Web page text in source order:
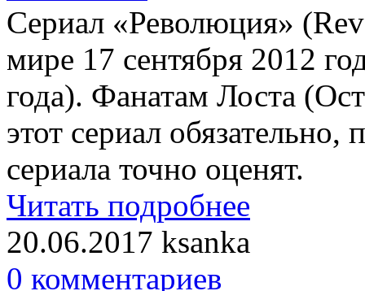
Сериал «Революция»
мире 17 сентября 2012
года). Фанатам Лоста
этот сериал
сериала точно оценят.
Читать подробнее
20.06.2017 ksanka
0 комментариев